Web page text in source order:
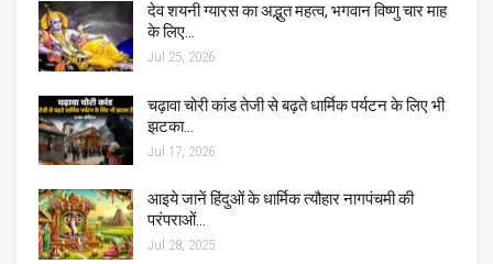
देव शयनी ग्यारस का अद्भुत महत्व, भगवान विष्णु चार माह
के लिए…
Jul 25, 2026
चढ़ावा चोरी कांड तेजी से बढ़ते धार्मिक पर्यटन के लिए भी
झटका…
Jul 17, 2026
आइये जानें हिंदुओं के धार्मिक त्यौहार नागपंचमी की
परंपराओं…
Jul 28, 2025